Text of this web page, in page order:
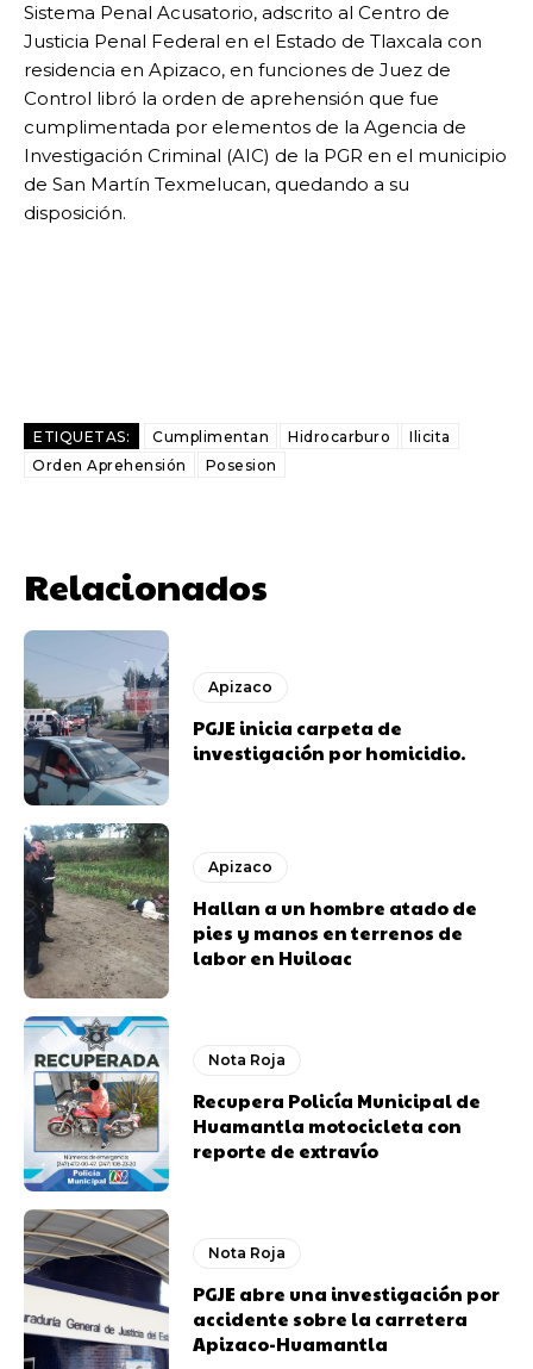
Sistema Penal Acusatorio, adscrito al Centro de
Justicia Penal Federal en el Estado de Tlaxcala con
residencia en Apizaco, en funciones de Juez de
Control libró la orden de aprehensión que fue
cumplimentada por elementos de la Agencia de
Investigación Criminal (AIC) de la PGR en el municipio
de San Martín Texmelucan, quedando a su
disposición.
ETIQUETAS: Cumplimentan Hidrocarburo
Ilicita
Orden Aprehensión
Posesion
Relacionados
Apizaco
PGJE inicia carpeta de
investigación por homicidio.
Apizaco
Hallan a un hombre atado de
pies y manos en terrenos de
labor en Huiloac
Nota Roja
Recupera Policía Municipal de
Huamantla motocicleta con
reporte de extravío
Nota Roja
PGJE abre una investigación por
accidente sobre la carretera
Apizaco-Huamantla